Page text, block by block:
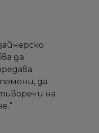
да
да
на